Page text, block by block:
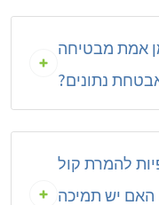
אמת מבטיחה
נתונים?
להמרת קול
האם יש תמיכה